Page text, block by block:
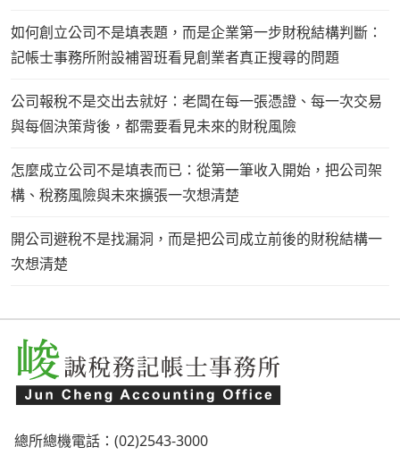
如何創立公司不是填表題，而是企業第一步財稅結構判斷：
記帳士事務所附設補習班看見創業者真正搜尋的問題
公司報稅不是交出去就好：老闆在每一張憑證、每一次交易
與每個決策背後，都需要看見未來的財稅風險
怎麼成立公司不是填表而已：從第一筆收入開始，把公司架
構、稅務風險與未來擴張一次想清楚
開公司避稅不是找漏洞，而是把公司成立前後的財稅結構一
次想清楚
總所總機電話：(02)2543-3000